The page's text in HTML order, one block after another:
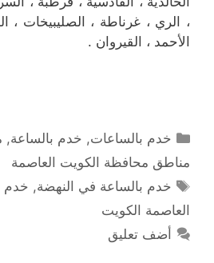
، الري ، غرناطة ، الصليبيخات ،
الأحمد ، القيروان .
التصنيفات
خدم بالساعات, خدم بالساعة,
مناطق محافظة الكويت العاصمة
الوسوم
خدم بالساعة في النهضة, خدم
العاصمة الكويت
أضف تعليق